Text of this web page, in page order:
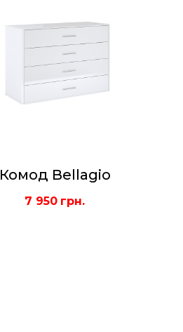
Комод Bellagio
7 950 грн.